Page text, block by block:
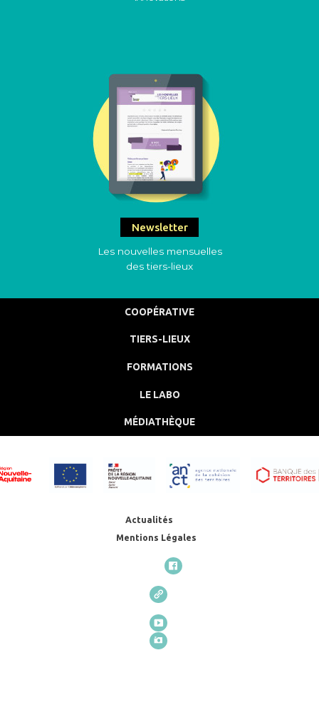
Newsletter
Les nouvelles mensuelles
des tiers-lieux
COOPÉRATIVE
TIERS-LIEUX
FORMATIONS
LE LABO
MÉDIATHÈQUE
Actualités
Mentions Légales